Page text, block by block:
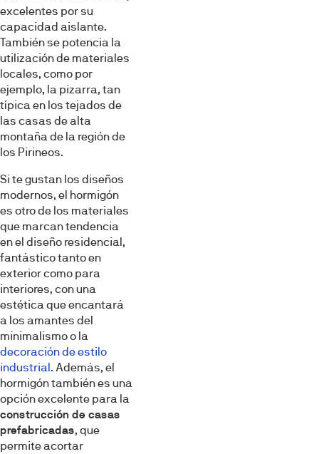
excelentes por su
capacidad aislante.
También se potencia la
utilización de materiales
locales, como por
ejemplo, la pizarra, tan
típica en los tejados de
las casas de alta
montaña de la región de
los Pirineos.
Si te gustan los diseños
modernos, el hormigón
es otro de los materiales
que marcan tendencia
en el diseño residencial,
fantástico tanto en
exterior como para
interiores, con una
estética que encantará
a los amantes del
minimalismo o la
decoración de estilo
industrial . Además, el
hormigón también es una
opción excelente para la
construcción de casas
prefabricadas, que
permite acortar